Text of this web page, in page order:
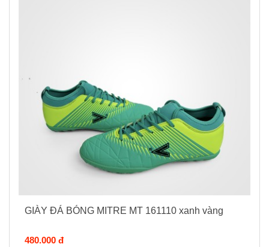
GIÀY ĐÁ BÓNG MITRE MT 161110 xanh vàng
480.000 đ